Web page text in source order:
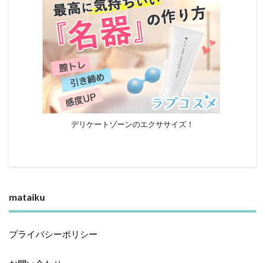
デリケートゾーンのエクササイズ！
mataiku
プライバシーポリシー